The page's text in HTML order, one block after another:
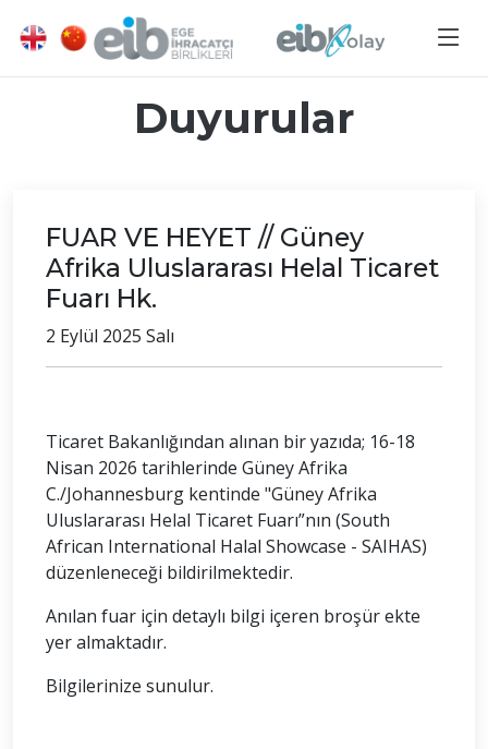
Duyurular
FUAR VE HEYET // Güney
Afrika Uluslararası Helal Ticaret
Fuarı Hk.
2 Eylül 2025 Salı
Ticaret Bakanlığından alınan bir yazıda; 16-18
Nisan 2026 tarihlerinde Güney Afrika
C./Johannesburg kentinde "Güney Afrika
Uluslararası Helal Ticaret Fuarı”nın (South
African International Halal Showcase - SAIHAS)
düzenleneceği bildirilmektedir.
Anılan fuar için detaylı bilgi içeren broşür ekte
yer almaktadır.
Bilgilerinize sunulur.